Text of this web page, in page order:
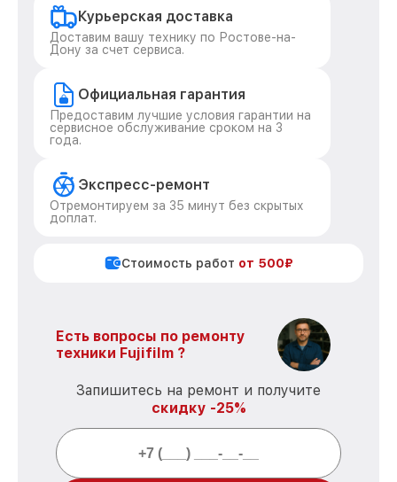
Курьерская доставка
Доставим вашу технику по Ростове-на-
Дону за счет сервиса.
Официальная гарантия
Предоставим лучшие условия гарантии на
сервисное обслуживание сроком на 3
года.
Экспресс-ремонт
Отремонтируем за 35 минут без скрытых
доплат.
Стоимость работ от 500₽
Есть вопросы по ремонту
техники Fujifilm ?
Запишитесь на ремонт и получите
скидку -25%